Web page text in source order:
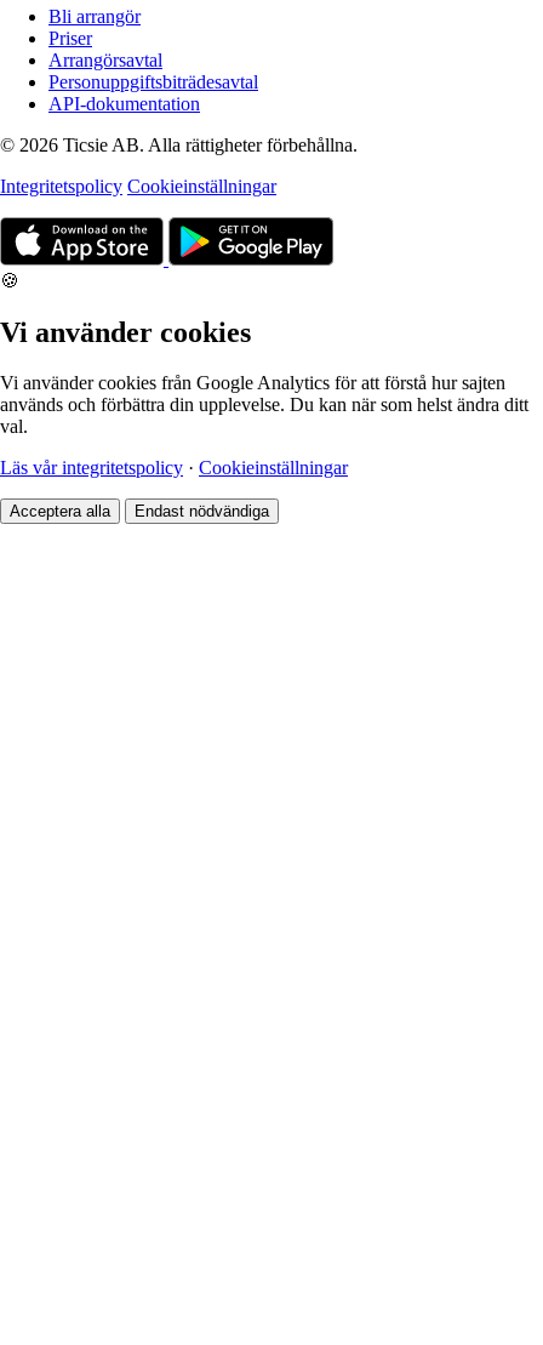
Bli arrangör
Priser
Arrangörsavtal
Personuppgiftsbiträdesavtal
API-dokumentation
© 2026 Ticsie AB. Alla rättigheter förbehållna.
Integritetspolicy Cookieinställningar
🍪
Vi använder cookies
Vi använder cookies från Google Analytics för att förstå hur sajten
används och förbättra din upplevelse. Du kan när som helst ändra ditt
val.
Läs vår integritetspolicy · Cookieinställningar
Acceptera alla Endast nödvändiga